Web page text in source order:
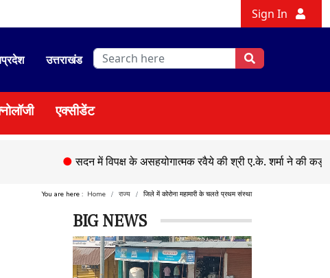
Sign In
उत्तराखंड
एक्सीडेंट
सदन में विपक्ष के असहयोगात्मक रवैये की श्री ए.के. शर्मा ने की कड़ी निंदा
You are here : Home राज्य जिले में कोरोना महामारी के चलते प्रथम संस्था
BIG NEWS